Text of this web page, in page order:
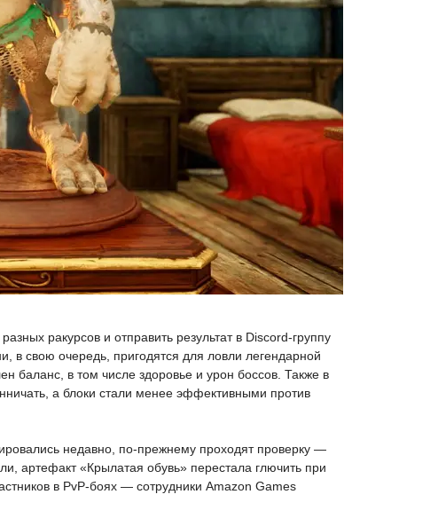
ракурсов и отправить результат в Discord-группу
в свою очередь, пригодятся для ловли легендарной
баланс, в том числе здоровье и урон боссов. Также в
а блоки стали менее эффективными против
недавно, по-прежнему проходят проверку —
артефакт «Крылатая обувь» перестала глючить при
в PvP-боях — сотрудники Amazon Games